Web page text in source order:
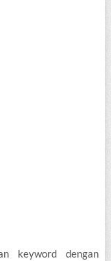
keyword dengan